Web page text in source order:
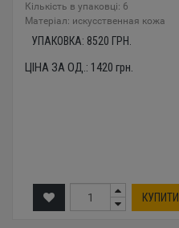
Кількість в упаковці: 6
Mатеріал: искусственная кожа
УПАКОВКА: 8520 ГРН.
ЦІНА ЗА ОД.: 1420 грн.
КУПИТИ